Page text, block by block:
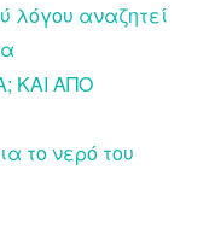
λόγου αναζητεί
ΚΑΙ ΑΠΟ
το νερό του